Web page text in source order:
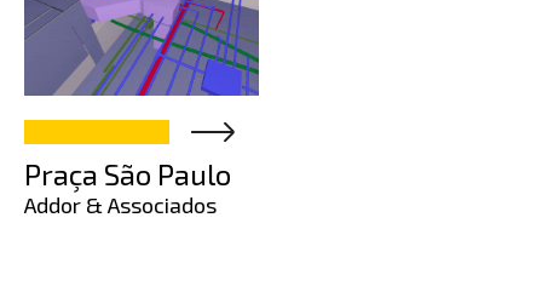
Praça São Paulo
Addor & Associados